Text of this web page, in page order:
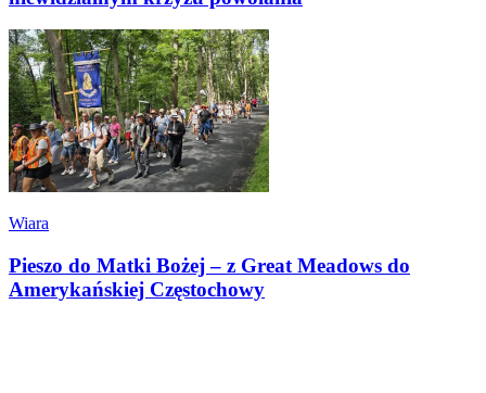
Wiara
Pieszo do Matki Bożej – z Great Meadows do
Amerykańskiej Częstochowy